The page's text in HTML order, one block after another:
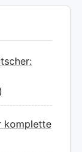
komplette